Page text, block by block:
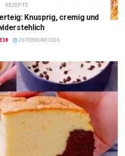
REZEPTE
Knusprig, cremig und
26 FEBRUAR 2026